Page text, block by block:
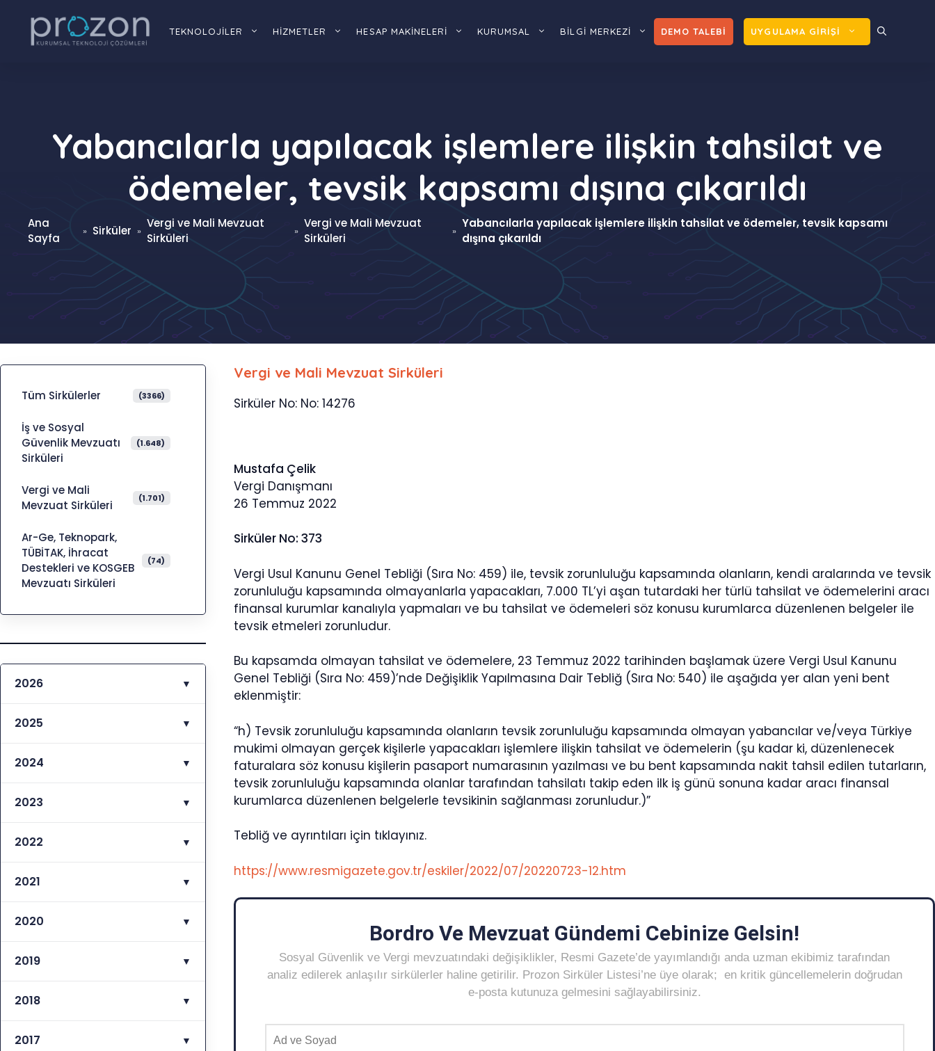
TEKNOLOJİLER HİZMETLER HESAP MAKİNELERİ KURUMSAL BİLGİ MERKEZİ DEMO TALEBİ UYGULAMA GİRİŞİ
Yabancılarla yapılacak işlemlere ilişkin tahsilat ve
ödemeler, tevsik kapsamı dışına çıkarıldı
Ana
Sayfa
» Sirküler »
Vergi ve Mali Mevzuat
Sirküleri
»
Vergi ve Mali Mevzuat
Sirküleri
»
Yabancılarla yapılacak işlemlere ilişkin tahsilat ve ödemeler, tevsik kapsamı
dışına çıkarıldı
Vergi ve Mali Mevzuat Sirküleri
Sirküler No: No: 14276
Mustafa Çelik
Vergi Danışmanı
26 Temmuz 2022
Sirküler No: 373
Vergi Usul Kanunu Genel Tebliği (Sıra No: 459) ile, tevsik zorunluluğu kapsamında olanların, kendi aralarında ve tevsik
zorunluluğu kapsamında olmayanlarla yapacakları, 7.000 TL’yi aşan tutardaki her türlü tahsilat ve ödemelerini aracı
finansal kurumlar kanalıyla yapmaları ve bu tahsilat ve ödemeleri söz konusu kurumlarca düzenlenen belgeler ile
tevsik etmeleri zorunludur.
Bu kapsamda olmayan tahsilat ve ödemelere, 23 Temmuz 2022 tarihinden başlamak üzere Vergi Usul Kanunu
Genel Tebliği (Sıra No: 459)’nde Değişiklik Yapılmasına Dair Tebliğ (Sıra No: 540) ile aşağıda yer alan yeni bent
eklenmiştir:
“h) Tevsik zorunluluğu kapsamında olanların tevsik zorunluluğu kapsamında olmayan yabancılar ve/veya Türkiye
mukimi olmayan gerçek kişilerle yapacakları işlemlere ilişkin tahsilat ve ödemelerin (şu kadar ki, düzenlenecek
faturalara söz konusu kişilerin pasaport numarasının yazılması ve bu bent kapsamında nakit tahsil edilen tutarların,
tevsik zorunluluğu kapsamında olanlar tarafından tahsilatı takip eden ilk iş günü sonuna kadar aracı finansal
kurumlarca düzenlenen belgelerle tevsikinin sağlanması zorunludur.)”
Tebliğ ve ayrıntıları için tıklayınız.
https://www.resmigazete.gov.tr/eskiler/2022/07/20220723-12.htm
Bordro Ve Mevzuat Gündemi Cebinize Gelsin!
Sosyal Güvenlik ve Vergi mevzuatındaki değişiklikler, Resmi Gazete’de yayımlandığı anda uzman ekibimiz tarafından
analiz edilerek anlaşılır sirkülerler haline getirilir. Prozon Sirküler Listesi’ne üye olarak; en kritik güncellemelerin doğrudan
e-posta kutunuza gelmesini sağlayabilirsiniz.
Tüm Sirkülerler (3366)
İş ve Sosyal
Güvenlik Mevzuatı
Sirküleri
(1.648)
Vergi ve Mali
Mevzuat Sirküleri
(1.701)
Ar-Ge, Teknopark,
TÜBİTAK, İhracat
Destekleri ve KOSGEB
Mevzuatı Sirküleri
(74)
2026 ▼
2025 ▼
2024 ▼
2023 ▼
2022 ▼
2021 ▼
2020 ▼
2019 ▼
2018 ▼
2017 ▼